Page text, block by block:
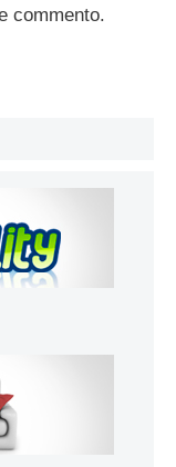
commento.